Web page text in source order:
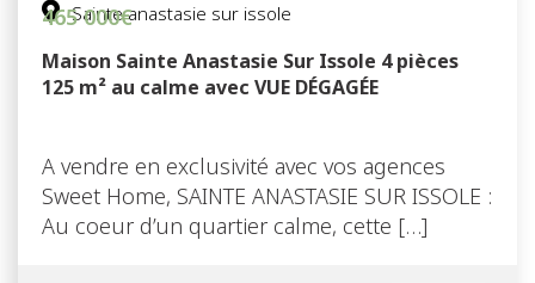
Sainte anastasie sur issole
465 000€
Maison Sainte Anastasie Sur Issole 4 pièces
125 m² au calme avec VUE DÉGAGÉE
A vendre en exclusivité avec vos agences
Sweet Home, SAINTE ANASTASIE SUR ISSOLE :
Au coeur d’un quartier calme, cette […]